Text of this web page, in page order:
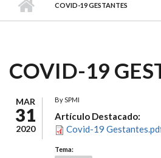
COVID-19 GESTANTES
COVID-19
MAR
31
2020
BySPMI
Artículo Destacado:
Covid-19
Tema: